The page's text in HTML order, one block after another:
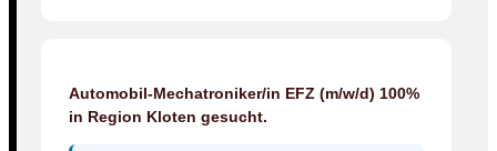
Automobil-Mechatroniker/in EFZ (m/w/d) 100%
in Region Kloten gesucht.